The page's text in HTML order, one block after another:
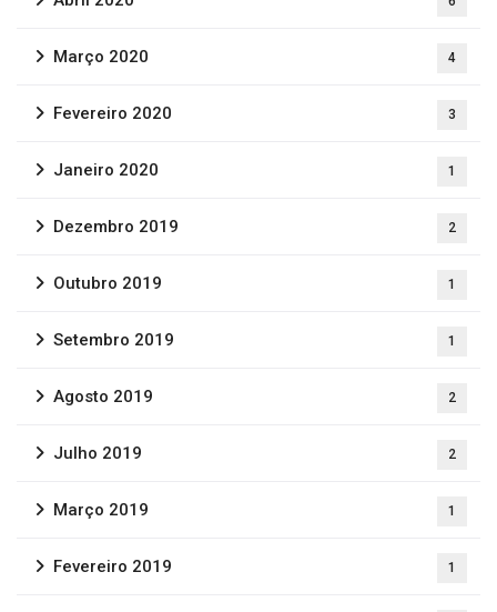
Março 2020 4
Fevereiro 2020 3
Janeiro 2020 1
Dezembro 2019 2
Outubro 2019 1
Setembro 2019 1
Agosto 2019 2
Julho 2019 2
Março 2019 1
Fevereiro 2019 1